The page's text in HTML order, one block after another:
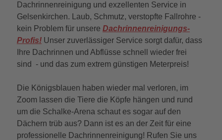
Dachrinnenreinigung und exzellenten Service in
Gelsenkirchen. Laub, Schmutz, verstopfte Fallrohre -
kein Problem für unsere Dachrinnenreinigungs-
Profis!Unser zuverlässiger Service sorgt dafür, dass
Ihre Dachrinnen und Abflüsse schnell wieder frei
sind - und das zum extrem günstigen Meterpreis!
Die Königsblauen haben wieder mal verloren, im
Zoom lassen die Tiere die Köpfe hängen und rund
um die Schalke-Arena schaut es sogar auf den
Dächern trüb aus? Dann ist es an der Zeit für eine
professionelle Dachrinnenreinigung! Rufen Sie uns